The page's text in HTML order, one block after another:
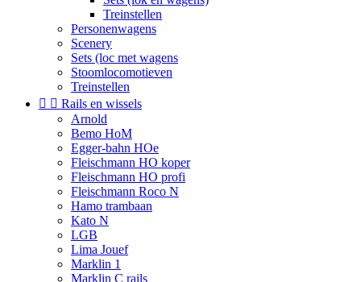
Treinstellen
Personenwagens
Scenery
Sets (loc met wagens
Stoomlocomotieven
Treinstellen
  Rails en wissels
Arnold
Bemo HoM
Egger-bahn HOe
Fleischmann HO koper
Fleischmann HO profi
Fleischmann Roco N
Hamo trambaan
Kato N
LGB
Lima Jouef
Marklin 1
Marklin C rails